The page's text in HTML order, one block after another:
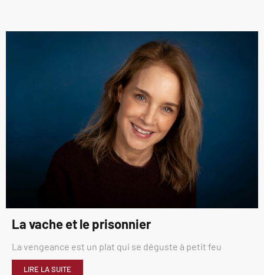
La vache et le prisonnier
La vengeance est un plat qui se déguste à petit feu
LIRE LA SUITE